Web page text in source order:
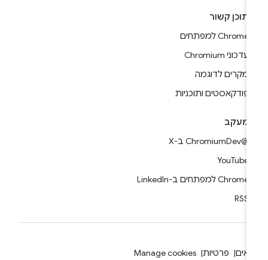
תוכן קשור
Chrome למפתחים
עדכוני Chromium
מקרים לדוגמה
פודקאסטים ותוכניות
מעקב
YouTube
Chrome למפתחים ב-LinkedIn
פרטיות Manage cookies